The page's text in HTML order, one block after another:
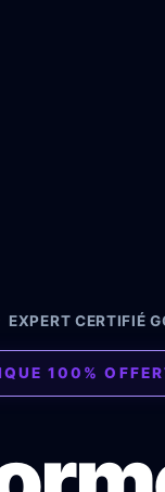
EXPERT CERTIFIÉ
100%